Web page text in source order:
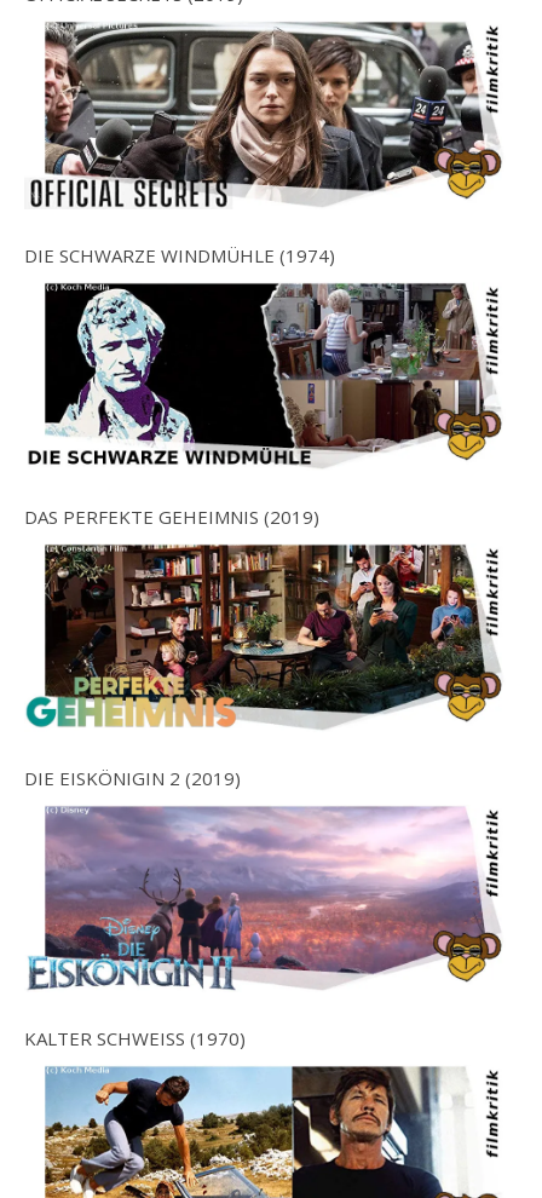
DIE SCHWARZE WINDMÜHLE (1974)
DAS PERFEKTE GEHEIMNIS (2019)
DIE EISKÖNIGIN 2 (2019)
KALTER SCHWEISS (1970)